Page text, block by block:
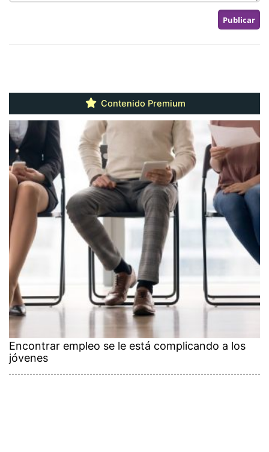
Contenido Premium
Encontrar empleo se le está complicando a los
jóvenes